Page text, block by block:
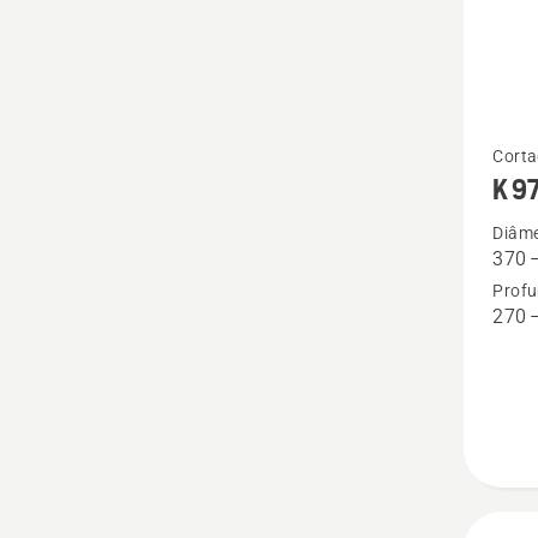
See
more
details
about
K 970
K
370
270